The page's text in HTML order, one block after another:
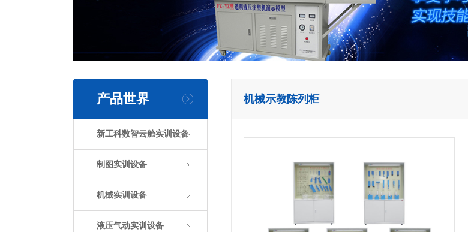
产品世界
新工科数智云舱实训设备
制图实训设备
机械实训设备
液压气动实训设备
机械示教陈列柜